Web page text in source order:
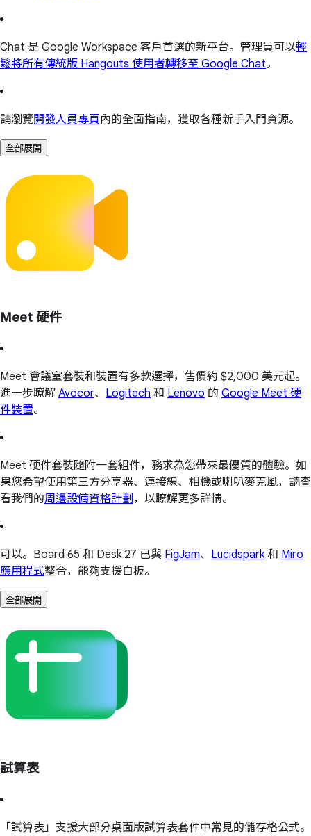
Chat 是 Google Workspace 客戶首選的新平台。管理員可以輕
鬆將所有傳統版 Hangouts 使用者轉移至 Google Chat。
請瀏覽開發人員專頁內的全面指南，獲取各種新手入門資源。
全部展開
Meet 硬件
Meet 會議室套裝和裝置有多款選擇，售價約 $2,000 美元起。
進一步瞭解 Avocor、 Logitech 和 Lenovo 的 Google Meet 硬
件裝置。
Meet 硬件套裝隨附一套組件，務求為您帶來最優質的體驗。如
果您希望使用第三方分享器、連接線、相機或喇叭麥克風，請查
看我們的周邊設備資格計劃 ，以瞭解更多詳情。
可以。Board 65 和 Desk 27 已與 FigJam、 Lucidspark和 Miro
應用程式整合，能夠支援白板。
全部展開
試算表
「試算表」支援大部分桌面版試算表套件中常見的儲存格公式。